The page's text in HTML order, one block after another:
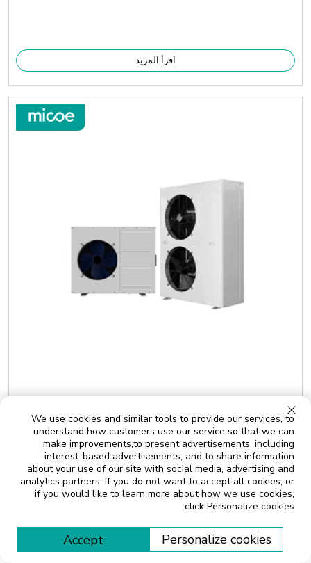
اقرأ المزيد
مضخة حرارة ميكو للمياه الصحية مع تفريغ تلقائي للصقيع لمصدر الهواء
الساخن للاستخدام المنزلي في الشتاء
We use cookies and similar tools to provide our services, to
understand how customers use our service so that we can
make improvements,to present advertisements, including
interest-based advertisements, and to share information
about your use of our site with social media, advertising and
analytics partners. If you do not want to accept all cookies, or
if you would like to learn more about how we use cookies,
click Personalize cookies.
Personalize cookies
Accept